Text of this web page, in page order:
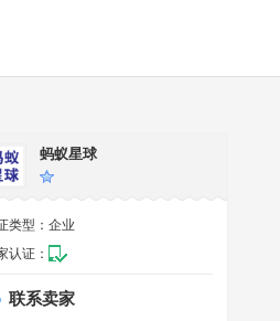
蚂蚁星球
类型： 企业
认证：
联系卖家